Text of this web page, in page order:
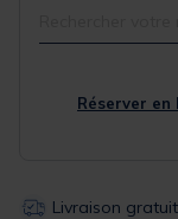
Réserver
Livraison